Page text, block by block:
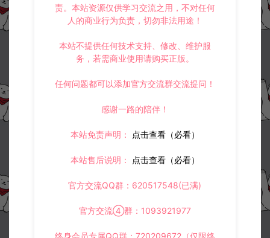
责。本站资源仅供学习交流之用，不对任何
人的商业行为负责，切勿非法用途！
本站不提供任何技术支持、修改、维护服
务，若需商业使用请购买正版。
任何问题都可以添加官方交流群交流提问！
感谢一路的陪伴！
本站免责声明： 点击查看（必看）
本站售后说明： 点击查看（必看）
官方交流QQ群：620517548(已满)
官方交流④群：1093921977
终身会员专属QQ群：720209672（仅限终